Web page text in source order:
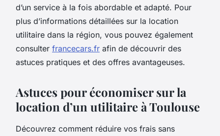
d’un service à la fois abordable et adapté. Pour
plus d’informations détaillées sur la location
utilitaire dans la région, vous pouvez également
consulter francecars.fr afin de découvrir des
astuces pratiques et des offres avantageuses.
Astuces pour économiser sur la
location d’un utilitaire à Toulouse
Découvrez comment réduire vos frais sans